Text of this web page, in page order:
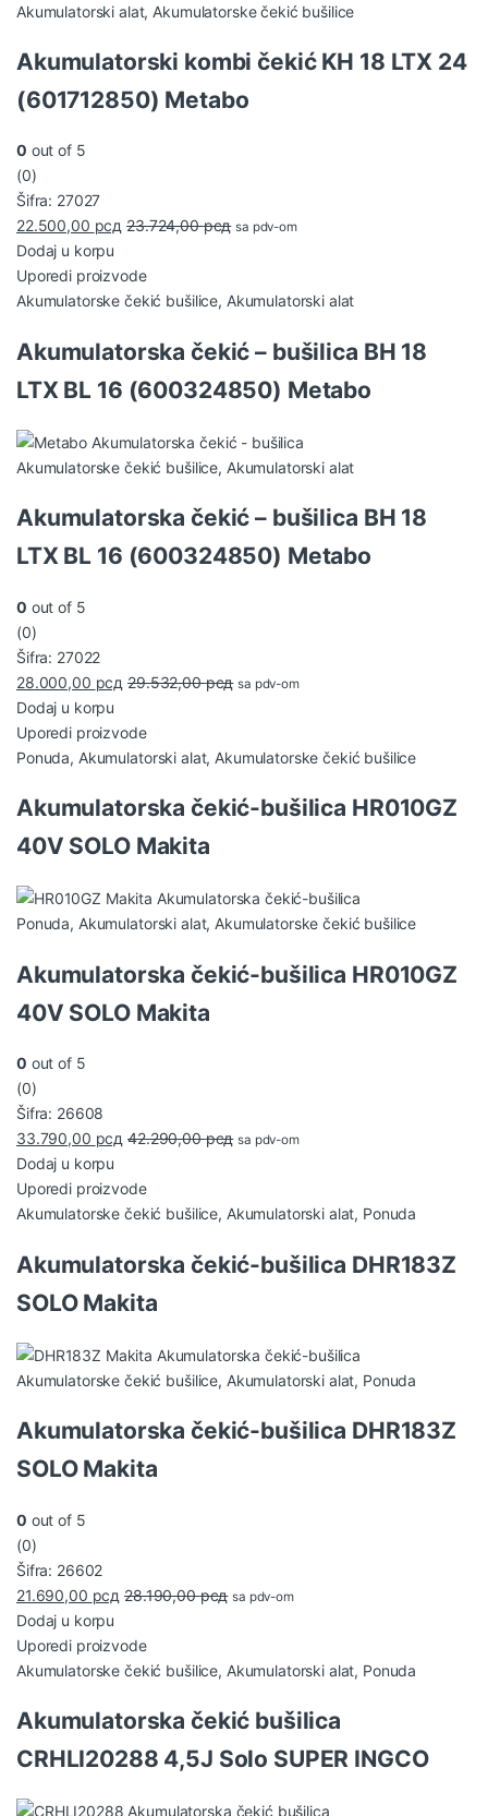
Akumulatorski alat, Akumulatorske čekić bušilice
Akumulatorski kombi čekić KH 18 LTX 24
(601712850) Metabo
0 out of 5
(0)
Šifra: 27027
22.500,00 рсд 23.724,00рсд sa pdv-om
Dodaj u korpu
Uporedi proizvode
Akumulatorske čekić bušilice, Akumulatorski alat
Akumulatorska čekić – bušilica BH 18
LTX BL 16 (600324850) Metabo
Akumulatorske čekić bušilice, Akumulatorski alat
Akumulatorska čekić – bušilica BH 18
LTX BL 16 (600324850) Metabo
0 out of 5
(0)
Šifra: 27022
28.000,00 рсд 29.532,00рсд sa pdv-om
Dodaj u korpu
Uporedi proizvode
Ponuda, Akumulatorski alat, Akumulatorske čekić bušilice
Akumulatorska čekić-bušilica HR010GZ
40V SOLO Makita
Ponuda, Akumulatorski alat, Akumulatorske čekić bušilice
Akumulatorska čekić-bušilica HR010GZ
40V SOLO Makita
0 out of 5
(0)
Šifra: 26608
33.790,00 рсд 42.290,00рсд sa pdv-om
Dodaj u korpu
Uporedi proizvode
Akumulatorske čekić bušilice, Akumulatorski alat, Ponuda
Akumulatorska čekić-bušilica DHR183Z
SOLO Makita
Akumulatorske čekić bušilice, Akumulatorski alat, Ponuda
Akumulatorska čekić-bušilica DHR183Z
SOLO Makita
0 out of 5
(0)
Šifra: 26602
21.690,00 рсд 28.190,00рсд sa pdv-om
Dodaj u korpu
Uporedi proizvode
Akumulatorske čekić bušilice, Akumulatorski alat, Ponuda
Akumulatorska čekić bušilica
CRHLI20288 4,5J Solo SUPER INGCO